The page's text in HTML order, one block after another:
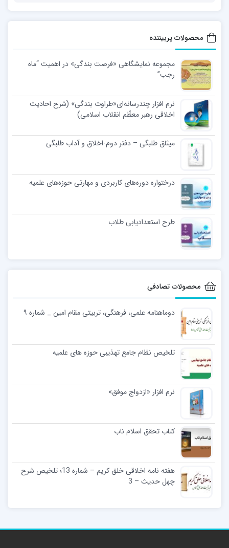
محصولات پربیننده
مجموعه نمایشگاهی «فرصت بندگی» در اهمیت “ماه
رجب”
نرم افزار چندرسانه‌ای«طراوت بندگی» (شرح احادیث
اخلاقی رهبر معظّم انقلاب اسلامی)
میثاق طلبگی – دفتر دوم-اخلاق و آداب طلبگی
درختواره دوره‌های کاربردی و مهارتی حوزه‌های علمیه
طرح استعدادیابی طلاب
محصولات تصادفی
دوماهنامه علمی، فرهنگی، تربیتی مقام امین _ شماره ۹
تلخیص نظام جامع تهذیبی حوزه های علمیه
نرم افزار «ازدواج موفق»
کتاب تحقق اسلام ناب
هفته نامه اخلاقی خلق کریم – شماره 13؛ تلخیص شرح
چهل حدیث – 3